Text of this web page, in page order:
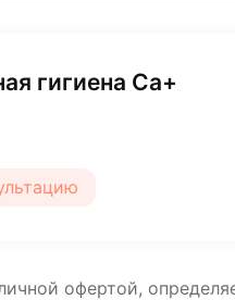
гигиена Ca+
офертой,